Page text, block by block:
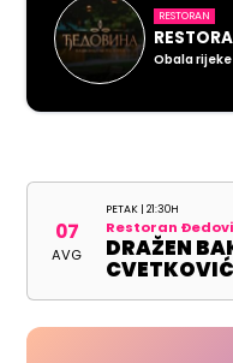
RESTORAN
Obala
07
AVG
PETAK | 21:30H
Restoran
DRAŽEN
CVETKOVIĆ